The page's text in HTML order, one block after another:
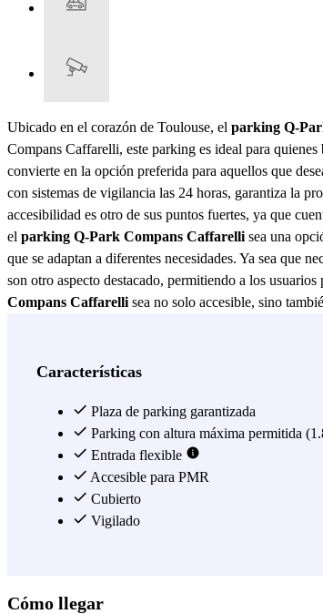
Ubicado en el corazón de Toulouse, el parking Q-
Compans Caffarelli, este parking es ideal para
convierte en la opción preferida para aquellos que
con sistemas de vigilancia las 24 horas, garantiza la
accesibilidad es otro de sus puntos fuertes, ya que
el parking Q-Park Compans Caffarelli sea una
que se adaptan a diferentes necesidades. Ya sea que
son otro aspecto destacado, permitiendo a los
Compans Caffarelli sea no solo accesible, sino
convirtiéndose en la elección perfecta para su próxima
Características
Plaza de parking garantizada
Parking con altura máxima permitida
Entrada flexible
Accesible para PMR
Cubierto
Vigilado
Cómo llegar